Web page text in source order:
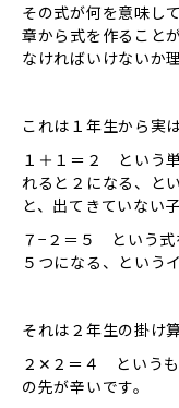
その式が何を意味し
章から式を作ること
なければいけないか
これは１年生から実
１＋１＝２ という
れると２になる、と
と、出てきていない
７−２＝５ という式
５つになる、という
それは２年生の掛け
２✕２＝４ というも
の先が辛いです。